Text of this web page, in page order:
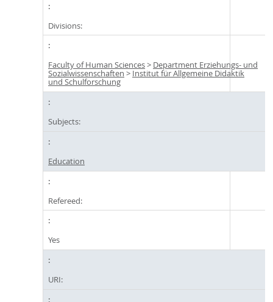
Divisions:
Faculty of Human Sciences> Department Erziehungs- und
Sozialwissenschaften > Institut für Allgemeine Didaktik
und Schulforschung
Subjects:
Education
Refereed:
Yes
URI: